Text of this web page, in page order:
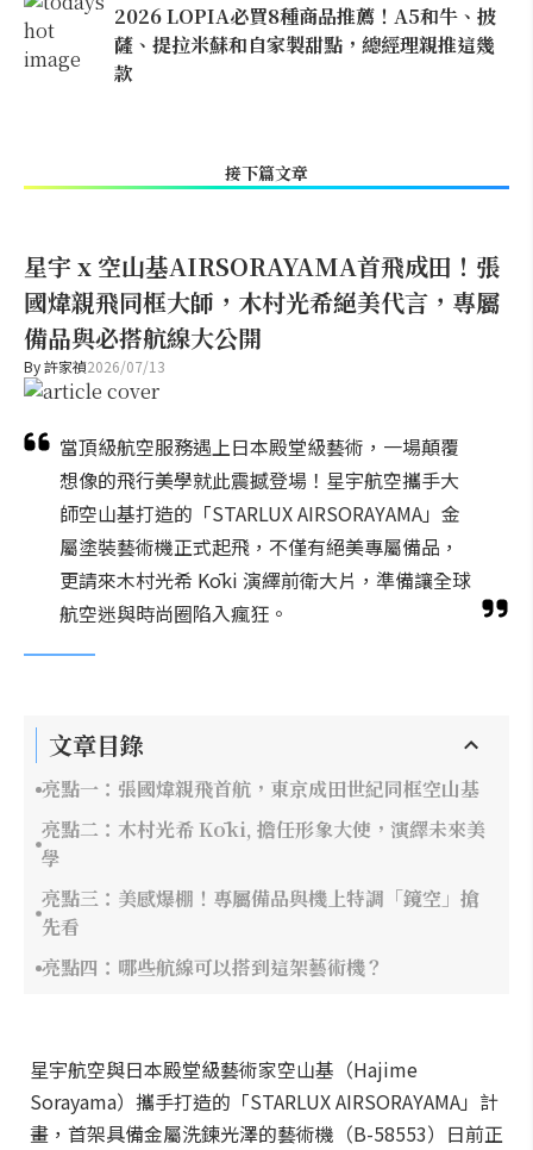
2026 LOPIA必買8種商品推薦！A5和牛、披
薩、提拉米蘇和自家製甜點，總經理親推這幾
款
接下篇文章
星宇 x 空山基AIRSORAYAMA首飛成田！張
國煒親飛同框大師，木村光希絕美代言，專屬
備品與必搭航線大公開
By許家禎2026/07/13
當頂級航空服務遇上日本殿堂級藝術，一場顛覆
想像的飛行美學就此震撼登場！星宇航空攜手大
師空山基打造的「STARLUX AIRSORAYAMA」金
屬塗裝藝術機正式起飛，不僅有絕美專屬備品，
更請來木村光希 Kōki 演繹前衛大片，準備讓全球
航空迷與時尚圈陷入瘋狂。
文章目錄
亮點一：張國煒親飛首航，東京成田世紀同框空山基
亮點二：木村光希 Kōki, 擔任形象大使，演繹未來美
學
亮點三：美感爆棚！專屬備品與機上特調「鏡空」搶
先看
亮點四：哪些航線可以搭到這架藝術機？
星宇航空與日本殿堂級藝術家空山基（Hajime
Sorayama）攜手打造的「STARLUX AIRSORAYAMA」計
畫，首架具備金屬洗鍊光澤的藝術機（B-58553）日前正